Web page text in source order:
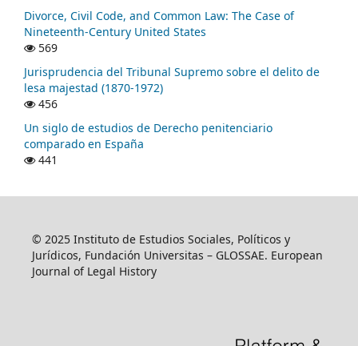
Divorce, Civil Code, and Common Law: The Case of
Nineteenth-Century United States
569
Jurisprudencia del Tribunal Supremo sobre el delito de
lesa majestad (1870-1972)
456
Un siglo de estudios de Derecho penitenciario
comparado en España
441
© 2025 Instituto de Estudios Sociales, Políticos y
Jurídicos, Fundación Universitas – GLOSSAE. European
Journal of Legal History